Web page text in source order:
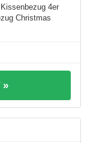
4er
Christmas
»